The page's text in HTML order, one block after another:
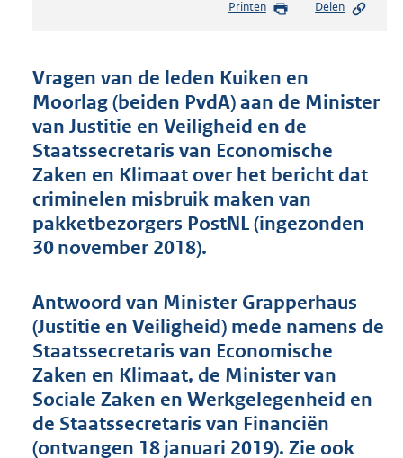
s
n
d
s
g
r
o
o
t
t
7
b
Printen Delen
Vragen van de leden Kuiken en
Moorlag (beiden PvdA) aan de Minister
van Justitie en Veiligheid en de
Staatssecretaris van Economische
Zaken en Klimaat over het bericht dat
criminelen misbruik maken van
pakketbezorgers PostNL (ingezonden
30 november 2018).
Antwoord van Minister Grapperhaus
(Justitie en Veiligheid) mede namens de
Staatssecretaris van Economische
Zaken en Klimaat, de Minister van
Sociale Zaken en Werkgelegenheid en
de Staatssecretaris van Financiën
(ontvangen 18 januari 2019). Zie ook